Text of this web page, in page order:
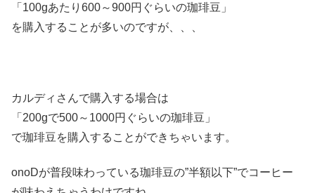
「100gあたり600～900円ぐらいの珈琲豆」
を購入することが多いのですが、、、
カルディさんで購入する場合は
「200gで500～1000円ぐらいの珈琲豆」
で珈琲豆を購入することができちゃいます。
onoDが普段味わっている珈琲豆の”半額以下”でコーヒー